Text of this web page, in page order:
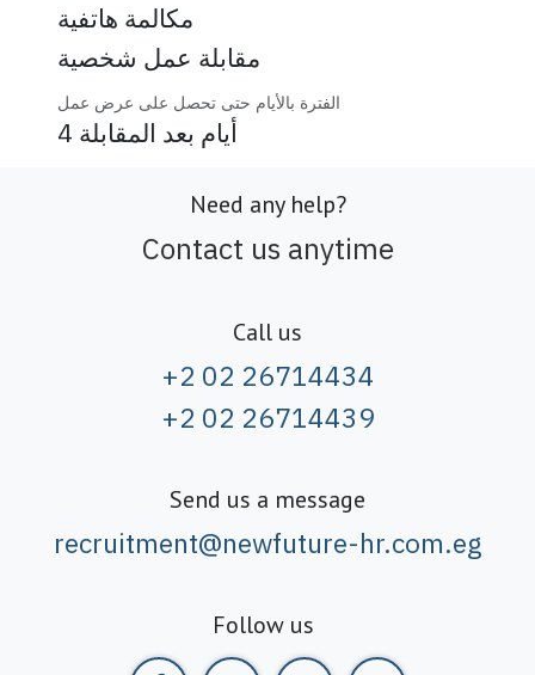
مكالمة هاتفية
مقابلة عمل شخصية
الفترة بالأيام حتى تحصل على عرض عمل
4 أيام بعد المقابلة
Need any help?
Contact us anytime
Call us
+2 02 26714434
+2 02 26714439
Send us a message
recruitment@newfuture-hr.com.eg
Follow us